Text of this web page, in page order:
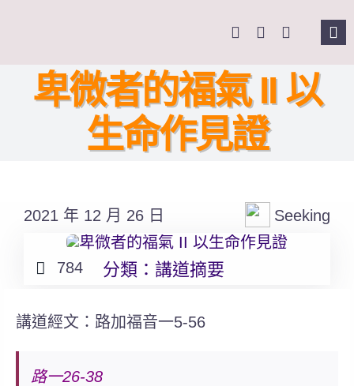
content
主頁
Search
卑微者的福氣 II 以
生命作見證
2021 年 12 月 26 日 Seeking
784 分類：講道摘要
講道經文：路加福音一5-56
路一26-38